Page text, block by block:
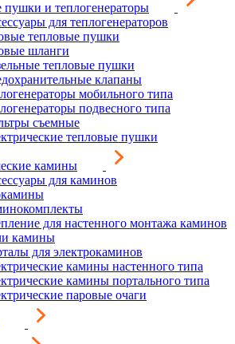
пушки и теплогенераторы
для теплогенераторов
тепловые пушки
шланги
тепловые пушки
клапаны
мобильного типа
подвесного типа
съемные
тепловые пушки
камины
для каминов
для настенного монтажа каминов
камины
для электрокаминов
камины настенного типа
камины портального типа
паровые очаги